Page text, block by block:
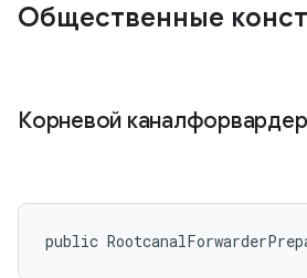
Общественные
Корневой
public